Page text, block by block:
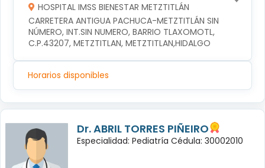
HOSPITAL IMSS BIENESTAR METZTITLÁN
CARRETERA ANTIGUA PACHUCA-METZTITLÁN SIN
NÚMERO, INT.SIN NUMERO, BARRIO TLAXOMOTL,
C.P.43207, METZTITLAN, METZTITLAN,HIDALGO
Horarios disponibles
Dr. ABRIL TORRES PIÑEIRO
Especialidad: Pediatría Cédula: 30002010